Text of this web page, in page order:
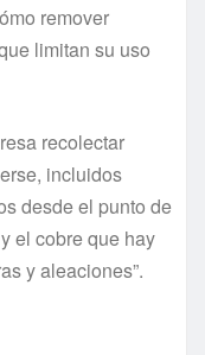
remover
limitan su uso
recolectar
incluidos
desde el punto de
el cobre que hay
y aleaciones”.